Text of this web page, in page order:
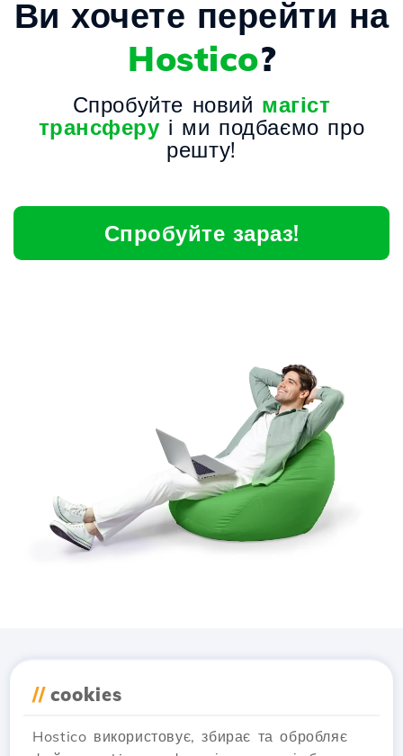
Ви хочете перейти на
Hostico?
Спробуйте новий магіст
трансферу і ми подбаємо про
решту!
Спробуйте зараз!
// cookies
Hostico використовує, збирає та обробляє